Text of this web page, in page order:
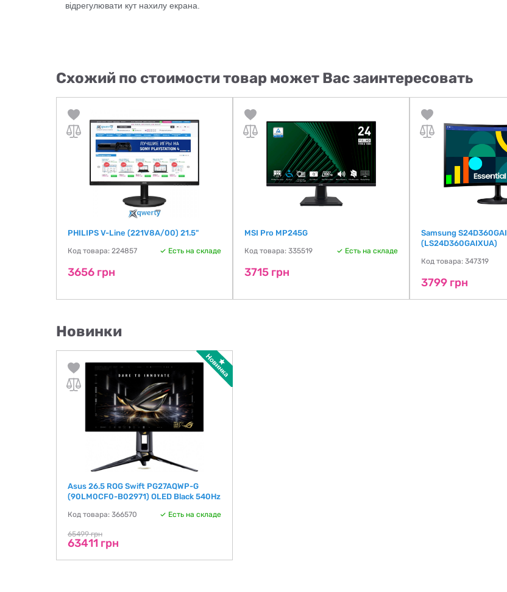
відрегулювати кут нахилу екрана.
Схожий по стоимости товар может Вас заинтересовать
PHILIPS V-Line (221V8A/00) 21.5"
Код товара: 224857 Есть на складе
3656 грн
MSI Pro MP245G
Код товара: 335519 Есть на складе
3715 грн
Samsung S24D360GAI
(LS24D360GAIXUA)
Код товара: 347319
3799 грн
Новинки
Asus 26.5 ROG Swift PG27AQWP-G
(90LM0CF0-B02971) OLED Black 540Hz
Код товара: 366570 Есть на складе
65499 грн
63411 грн